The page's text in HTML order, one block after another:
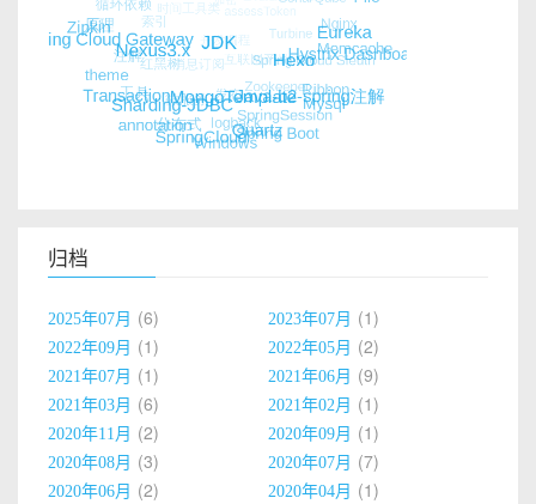
归档
2025年07月 6 2023年07月 1
2022年09月 1 2022年05月 2
2021年07月 1 2021年06月 9
2021年03月 6 2021年02月 1
2020年11月 2 2020年09月 1
2020年08月 3 2020年07月 7
2020年06月 2 2020年04月 1